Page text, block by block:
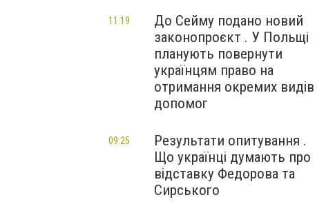
До Сейму подано новий
законопроєкт . У Польщі
планують повернути
українцям право на
отримання окремих видів
допомог
11:19
Результати опитування .
Що українці думають про
відставку Федорова та
Сирського
09:25